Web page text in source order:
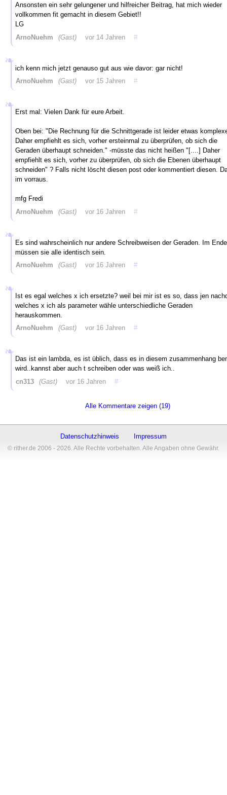
Ansonsten ein sehr gelungener und hilfreicher Beitrag, hat mich wieder
vollkommen fit gemacht in diesem Gebiet!!
LG
ArnoNuehm
(Gast) vor 14 Jahren #
ich kenn mich jetzt genauso gut aus wie davor: gar nicht!
ArnoNuehm
(Gast) vor 15 Jahren #
Erst mal: Vielen Dank für eure Arbeit.
Oben bei: "Die Rechnung für die Schnittgerade ist leider etwas
Daher empfiehlt es sich, vorher ersteinmal zu überprüfen, ob sich die
Geraden überhaupt schneiden." -müsste das nicht heißen "[....] Daher
empfiehlt es sich, vorher zu überprüfen, ob sich die Ebenen überhaupt
schneiden" ? Falls nicht löscht diesen post oder kommentiert diesen.
im vorraus.
mfg Fredi
ArnoNuehm
(Gast) vor 16 Jahren #
Es sind wahrscheinlich nur andere Schreibweisen der Geraden. Im
müssen sie alle identisch sein.
ArnoNuehm
(Gast) vor 16 Jahren #
Ist es egal welches x ich ersetzte? weil bei mir ist es so, dass jen
welches x ich als parameter wähle unterschiedliche Geraden
herauskommen.
ArnoNuehm
(Gast) vor 16 Jahren #
Das ist ein lambda, es ist üblich, dass es in diesem zusammenhang
wird..kannst aber auch t schreiben oder was weiß ich..
cn313
(Gast) vor 16 Jahren #
Alle Kommentare zeigen (19)
Datenschutzhinweis Impressum
© rither.de 2006 - 2026. Alle Rechte vorbehalten. Alle Angaben ohne Gewähr.